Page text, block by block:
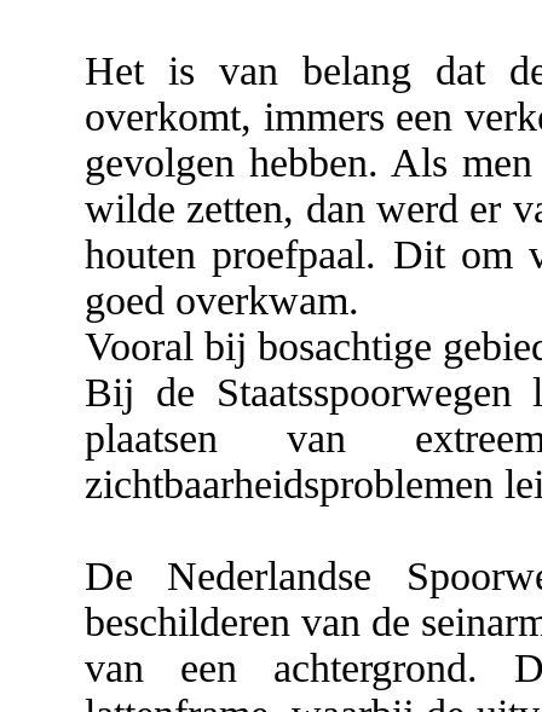
Het is van belang dat
overkomt, immers een
gevolgen hebben. Als
wilde zetten, dan werd er
houten proefpaal. Dit om
goed overkwam.
Vooral bij bosachtige
Bij de
plaatsen van
zichtbaarheidsproblemen
De Nederlandse
beschilderen van de
van een achtergrond.